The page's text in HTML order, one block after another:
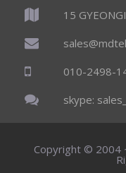
15
010-2498-
skype:
Copyright © 2004